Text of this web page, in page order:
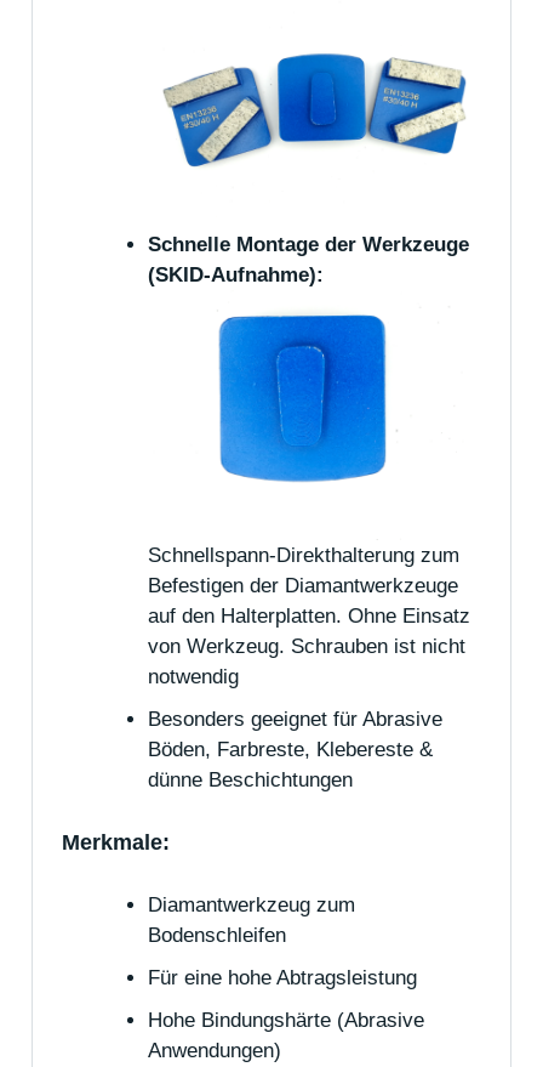
Schnelle Montage der Werkzeuge
(SKID-Aufnahme):
Schnellspann-Direkthalterung zum
Befestigen der Diamantwerkzeuge
auf den Halterplatten. Ohne Einsatz
von Werkzeug. Schrauben ist nicht
notwendig
Besonders geeignet für Abrasive
Böden, Farbreste, Klebereste &
dünne Beschichtungen
Merkmale:
Diamantwerkzeug zum
Bodenschleifen
Für eine hohe Abtragsleistung
Hohe Bindungshärte (Abrasive
Anwendungen)